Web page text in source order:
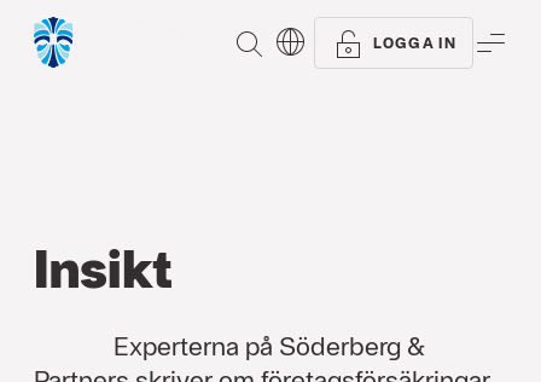
SÖK LOGGA IN
Alla typer Referenser
Insikt
Experterna på Söderberg &